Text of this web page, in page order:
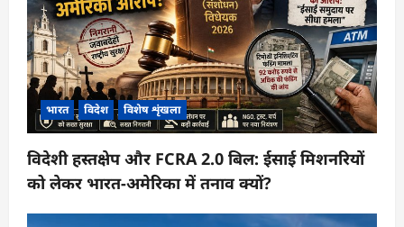
भारत विदेश विशेष शृंखला
विदेशी हस्तक्षेप और FCRA 2.0 बिल: ईसाई मिशनरियों
को लेकर भारत-अमेरिका में तनाव क्यों?